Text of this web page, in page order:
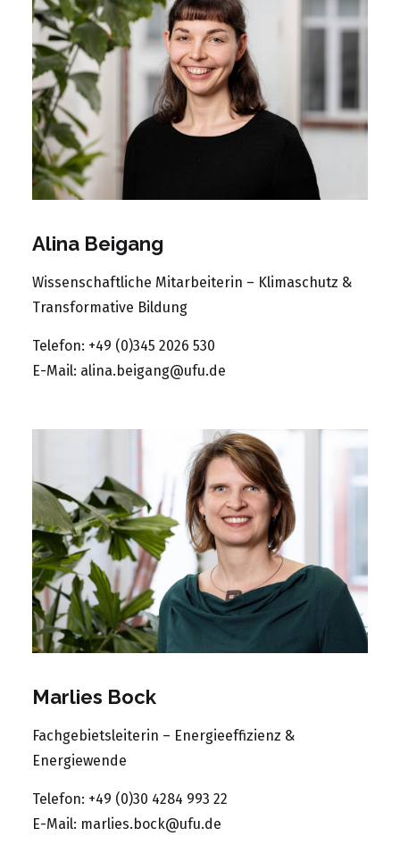
Alina Beigang
Wissenschaftliche Mitarbeiterin – Klimaschutz &
Transformative Bildung
Telefon: +49 (0)345 2026 530
E-Mail: alina.beigang@ufu.de
Marlies Bock
Fachgebietsleiterin – Energieeffizienz &
Energiewende
Telefon: +49 (0)30 4284 993 22
E-Mail: marlies.bock@ufu.de